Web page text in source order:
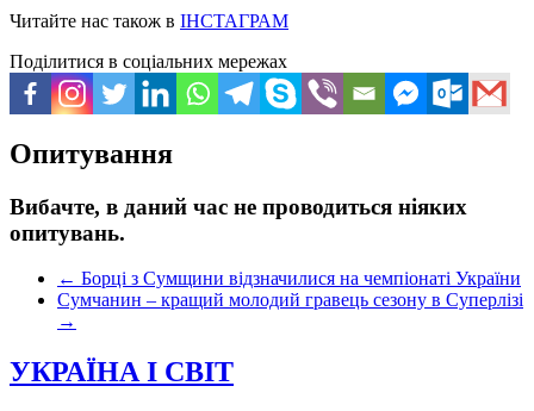
Читайте нас також в ІНСТАГРАМ
Поділитися в соціальних мережах
Опитування
Вибачте, в даний час не проводиться ніяких
опитувань.
← Борці з Сумщини відзначилися на чемпіонаті України
Сумчанин – кращий молодий гравець сезону в Суперлізі
→
УКРАЇНА І СВІТ